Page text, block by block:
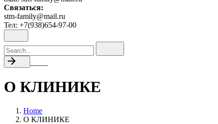
Связаться:
stm-family@mail.ru
Тел: +7(938)654-97-00
Search
for
О КЛИНИКЕ
Home
О КЛИНИКЕ